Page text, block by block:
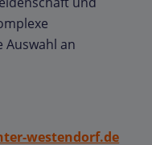
an
westendorf.de